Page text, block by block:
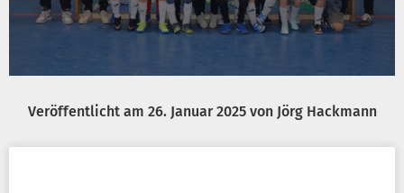
Veröffentlicht am 26. Januar 2025von Jörg Hackmann